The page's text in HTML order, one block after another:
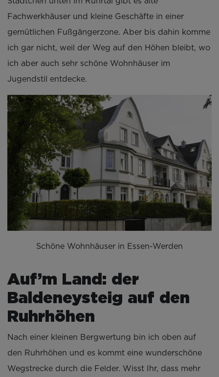
Fachwerkhäuser und kleine Geschäfte in einer
gemütlichen Fußgängerzone. Aber bis dahin komme
ich gar nicht, weil der Weg auf den Höhen bleibt, wo
ich aber auch sehr schöne Wohnhäuser im
Jugendstil entdecke.
Schöne Wohnhäuser in Essen-Werden
Auf’m Land: der
Baldeneysteig auf den
Ruhrhöhen
Nach einer kleinen Bergwertung bin ich oben auf
den Ruhrhöhen und es kommt eine wunderschöne
Wegstrecke durch die Felder. Wisst Ihr, dass mehr